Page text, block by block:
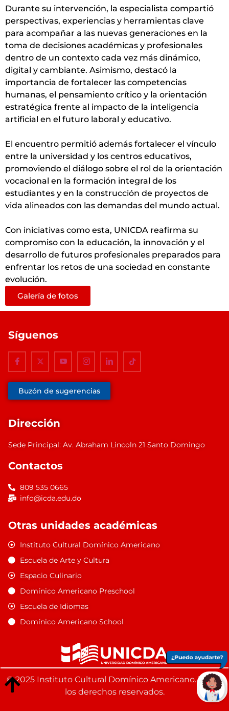
Durante su intervención, la especialista compartió
perspectivas, experiencias y herramientas clave
para acompañar a las nuevas generaciones en la
toma de decisiones académicas y profesionales
dentro de un contexto cada vez más dinámico,
digital y cambiante. Asimismo, destacó la
importancia de fortalecer las competencias
humanas, el pensamiento crítico y la orientación
estratégica frente al impacto de la inteligencia
artificial en el futuro laboral y educativo.
El encuentro permitió además fortalecer el vínculo
entre la universidad y los centros educativos,
promoviendo el diálogo sobre el rol de la orientación
vocacional en la formación integral de los
estudiantes y en la construcción de proyectos de
vida alineados con las demandas del mundo actual.
Con iniciativas como esta, UNICDA reafirma su
compromiso con la educación, la innovación y el
desarrollo de futuros profesionales preparados para
enfrentar los retos de una sociedad en constante
evolución.
Galería de fotos
Síguenos
Buzón de sugerencias
Dirección
Sede Principal: Av. Abraham Lincoln 21 Santo Domingo
Contactos
809 535 0665
info@icda.edu.do
Otras unidades académicas
Instituto Cultural Domínico Americano
Escuela de Arte y Cultura
Espacio Culinario
Domínico Americano Preschool
Escuela de Idiomas
Domínico Americano School
© 2025 Instituto Cultural Domínico Americano. Todos
los derechos reservados.